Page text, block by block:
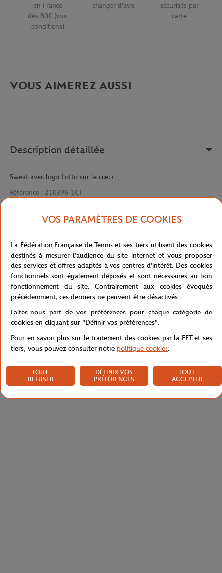
en France
dès 80€ (voir
conditions)
changer d'avis
sécurisés par
carte
VOUS AIMEREZ AUSSI
Description détaillée
Sweat avec logo Lotto sur le cœur.
Référence : 210396-1CI
Livraison et retours
VOS PARAMÈTRES DE COOKIES
La Fédération Française de Tennis et ses tiers utilisent des cookies
destinés à mesurer l'audience du site internet et vous proposer
des services et offres adaptés à vos centres d'intérêt. Des cookies
fonctionnels sont également déposés et sont nécessaires au bon
fonctionnement du site. Contrairement aux cookies évoqués
précédemment, ces derniers ne peuvent être désactivés.
Faites-nous part de vos préférences pour chaque catégorie de
cookies en cliquant sur "Définir vos préférences".
Pour en savoir plus sur le traitement des cookies par la FFT et ses
tiers, vous pouvez consulter notre politique cookies.
TOUT
REFUSER
DÉFINIR VOS
PRÉFÉRENCES
TOUT
ACCEPTER